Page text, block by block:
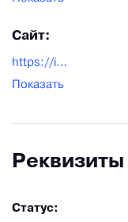
Сайт:
https://igrocvet.ru/
Показать
Реквизиты
Статус: